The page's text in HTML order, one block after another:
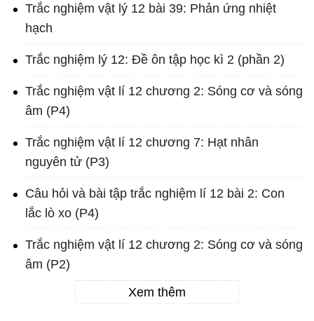
Trắc nghiệm vật lý 12 bài 39: Phản ứng nhiệt
hạch
Trắc nghiệm lý 12: Đề ôn tập học kì 2 (phần 2)
Trắc nghiệm vật lí 12 chương 2: Sóng cơ và sóng
âm (P4)
Trắc nghiệm vật lí 12 chương 7: Hạt nhân
nguyên tử (P3)
Câu hỏi và bài tập trắc nghiệm lí 12 bài 2: Con
lắc lò xo (P4)
Trắc nghiệm vật lí 12 chương 2: Sóng cơ và sóng
âm (P2)
Xem thêm